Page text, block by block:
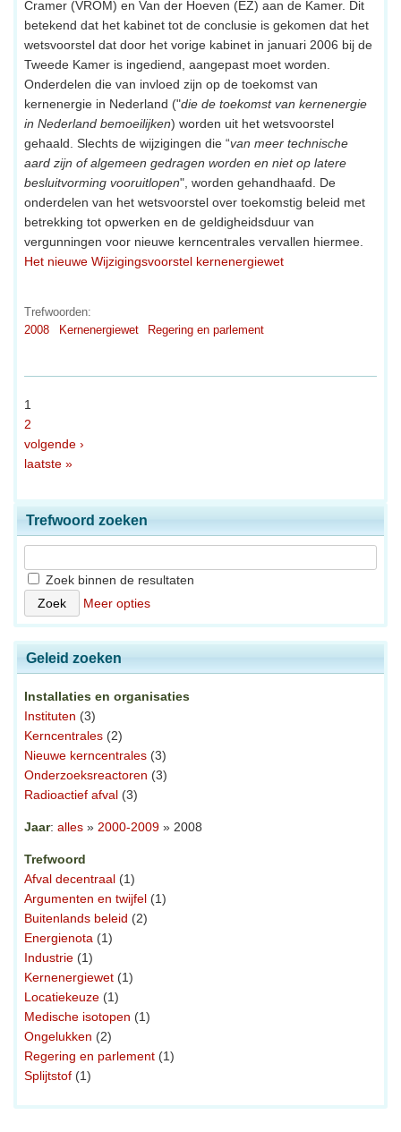
Cramer (VROM) en Van der Hoeven (EZ) aan de Kamer. Dit
betekend dat het kabinet tot de conclusie is gekomen dat het
wetsvoorstel dat door het vorige kabinet in januari 2006 bij de
Tweede Kamer is ingediend, aangepast moet worden.
Onderdelen die van invloed zijn op de toekomst van
kernenergie in Nederland ("die de toekomst van kernenergie
in Nederland bemoeilijken) worden uit het wetsvoorstel
gehaald. Slechts de wijzigingen die “van meer technische
aard zijn of algemeen gedragen worden en niet op latere
besluitvorming vooruitlopen", worden gehandhaafd. De
onderdelen van het wetsvoorstel over toekomstig beleid met
betrekking tot opwerken en de geldigheidsduur van
vergunningen voor nieuwe kerncentrales vervallen hiermee.
Het nieuwe Wijzigingsvoorstel kernenergiewet
Trefwoorden:
2008
Kernenergiewet Regering en parlement
1
2
volgende ›
laatste »
Trefwoord zoeken
Zoek binnen de resultaten
Meer opties
Geleid zoeken
Installaties en organisaties
Instituten (3)
Kerncentrales (2)
Nieuwe kerncentrales (3)
Onderzoeksreactoren (3)
Radioactief afval (3)
Jaar: alles » 2000-2009 » 2008
Trefwoord
Afval decentraal (1)
Argumenten en twijfel (1)
Buitenlands beleid (2)
Energienota (1)
Industrie (1)
Kernenergiewet (1)
Locatiekeuze (1)
Medische isotopen (1)
Ongelukken (2)
Regering en parlement (1)
Splijtstof (1)